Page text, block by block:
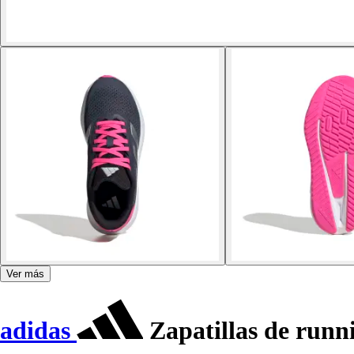
Ver más
adidas Zapatillas de